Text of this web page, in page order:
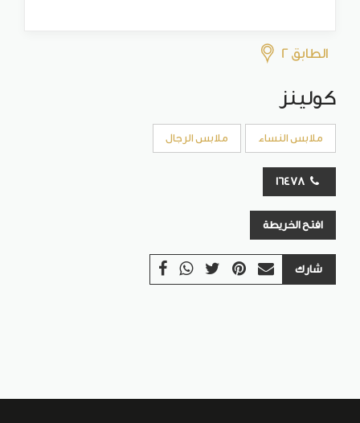
الطابق 2
كولينز
ملابس النساء ملابس الرجال
افتح الخريطة
شارك